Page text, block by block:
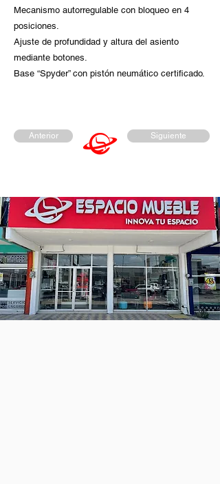
Mecanismo autorregulable con bloqueo en 4
posiciones.
Ajuste de profundidad y altura del asiento
mediante botones.
Base “Spyder” con pistón neumático certificado.
Anterior Siguiente